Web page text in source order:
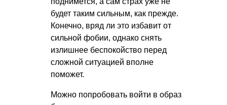
будет таким сильным, как прежде.
Конечно, вряд ли это избавит от
сильной фобии, однако снять
излишнее беспокойство перед
сложной ситуацией вполне
поможет.
Можно попробовать войти в образ